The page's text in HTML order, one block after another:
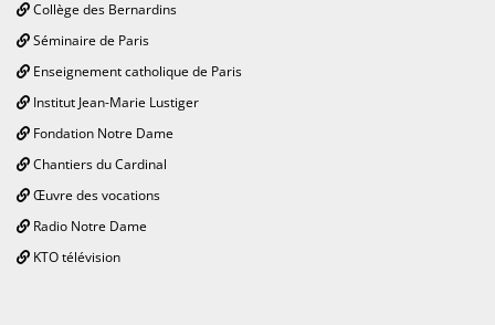
Collège des Bernardins
Séminaire de Paris
Enseignement catholique de Paris
Institut Jean-Marie Lustiger
Fondation Notre Dame
Chantiers du Cardinal
Œuvre des vocations
Radio Notre Dame
KTO télévision